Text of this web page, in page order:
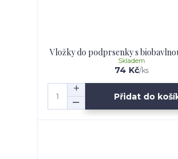
Vložky do podprsenky s
74 Kč/ks
Skladem
Přidat do